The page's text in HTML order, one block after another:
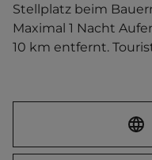
Stellplatz beim
Maximal 1 Nacht
10 km entfernt.